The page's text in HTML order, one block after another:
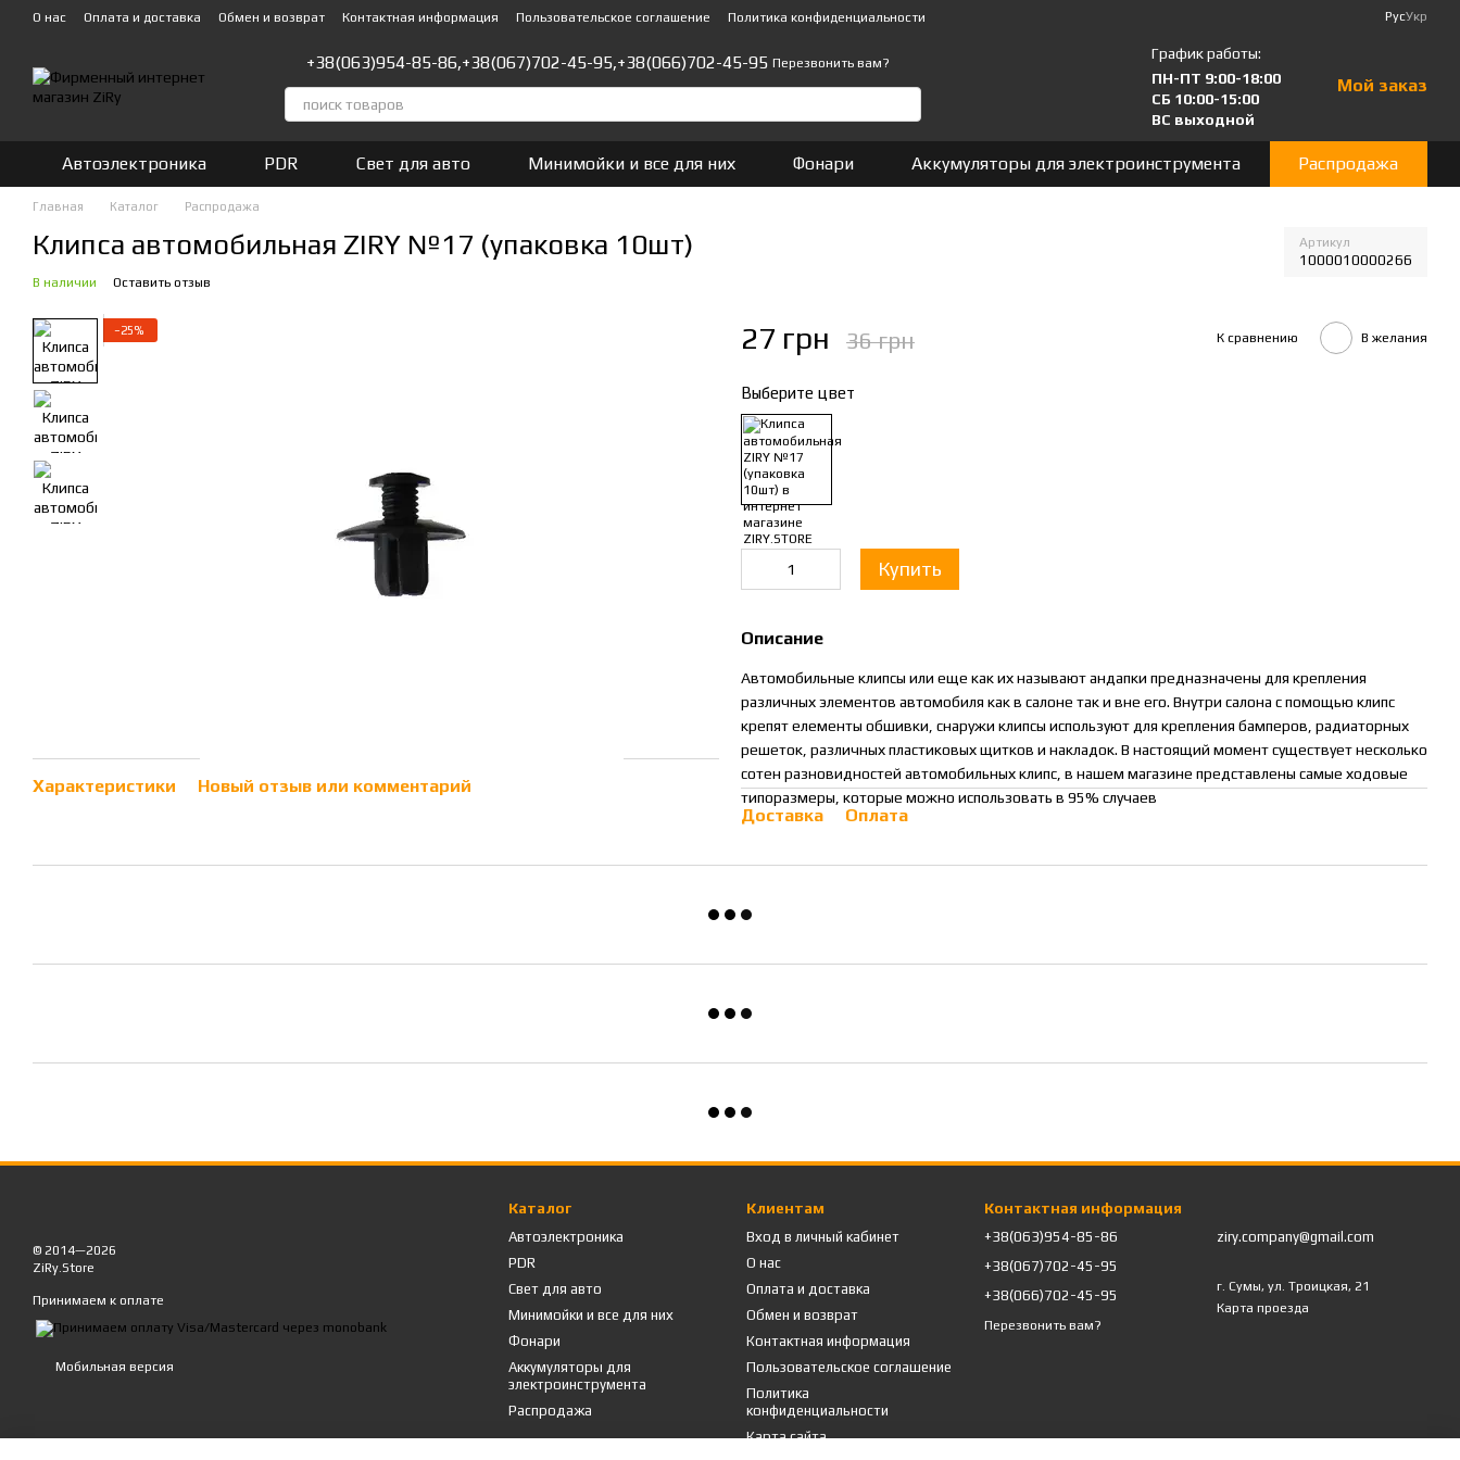
Перейти к основному контенту
О нас Оплата и доставка Обмен и возврат Контактная информация Пользовательское соглашение Политика конфиденциальности РусУкр
+38(063)954-85-86,+38(067)702-45-95,+38(066)702-45-95 Перезвонить вам?
График работы:
ПН-ПТ 9:00-18:00
СБ 10:00-15:00
ВС выходной
Мой заказ
Автоэлектроника PDR Свет для авто Минимойки и все для них Фонари Аккумуляторы для электроинструмента Распродажа
Главная Каталог Распродажа
Клипса автомобильная ZIRY №17 (упаковка 10шт) Артикул
1000010000266
В наличии Оставить отзыв
−25%
Характеристики Новый отзыв или комментарий
27 грн 36 грн К сравнению В желания
Выберите цвет
Купить
Описание
Автомобильные клипсы или еще как их называют андапки предназначены для крепления
различных элементов автомобиля как в салоне так и вне его. Внутри салона с помощью клипс
крепят елементы обшивки, снаружи клипсы используют для крепления бамперов, радиаторных
решеток, различных пластиковых щитков и накладок. В настоящий момент существует несколько
сотен разновидностей автомобильных клипс, в нашем магазине представлены самые ходовые
типоразмеры, которые можно использовать в 95% случаев
Доставка Оплата
© 2014—2026
ZiRy.Store
Принимаем к оплате
Мобильная версия
Каталог
Автоэлектроника
PDR
Свет для авто
Минимойки и все для них
Фонари
Аккумуляторы для
электроинструмента
Распродажа
Клиентам
Вход в личный кабинет
О нас
Оплата и доставка
Обмен и возврат
Контактная информация
Пользовательское соглашение
Политика
конфиденциальности
Карта сайта
Контактная информация
+38(063)954-85-86
+38(067)702-45-95
+38(066)702-45-95
Перезвонить вам?
ziry.company@gmail.com
г. Сумы, ул. Троицкая, 21
Карта проезда